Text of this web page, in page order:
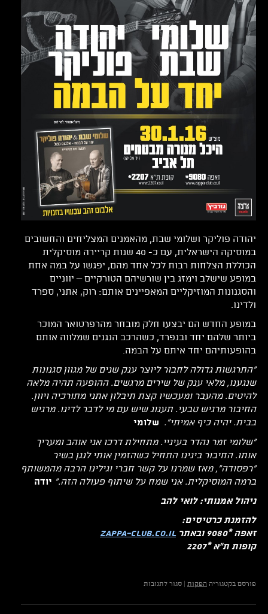
יהודה פוליקר ושלומי שבת, מהאמנים המצליחים והחשובים
במוסיקה הישראלית, עם כ- 40 שנות קריירה מוסיקלית
הכוללת הצלחות רבות לכל אחד מהם, יפגשו על במה אחת
במופע שישלב וימזג בין שורשיהם הטורקיים – יווניים
והסגנונות המוזיקליים המאפיינים אותם: רוק, אתני, ספרד
ולדינו.
במופע החדש הם יבצעו חלק מובחר מהרפרטואר המוכר
ביותר שלהם יחד ובנפרד, כשהרכב הנגנים שמלווה אותם
בהופעותיהם יחד איתם על הבמה.
"התרגשות גדולה לחבור ליוצר ענק שנים של מגוון סגנונות
שנגענו, מלאי ענק של שירים מרגשים. ההופעה תהיה מלאה
להיטים. מהעבר ומעכשיו קצת תיבלון אתני מתורכיה ויוון.
החיבור מרגיש טבעי. תענוג שיש עם מי לדבר לדינו. מרגיש
בבית. יהיה כיף אמיתי". שלומי
"שלומי זמר נהדר בעיניי. מתחילת דרכו אני אוהב ומעריך
אותו. החיבור בינינו התחיל כשהזמין אותי לנגן בשיר
"רפסודה", מאז שמרנו על קשר חברי וגילינו הרבה מהמשותף
ברמה המוסיקלית. אני שמח על שיתוף פעולה הזה." יודה
ניהול אמנותי: לואי להב
להזמנת כרטיסים:
זאפה *9080 ובאתר
zappa-club.co.il
קופות ת"א *2207
פורסם בקטגוריה הפקות | סגור לתגובותעל
מוזיקה